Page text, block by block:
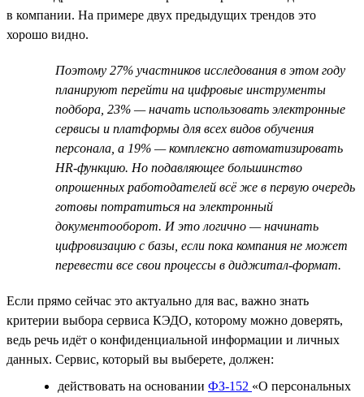
в компании. На примере двух предыдущих трендов это
хорошо видно.
Поэтому 27% участников исследования в этом году
планируют перейти на цифровые инструменты
подбора, 23% — начать использовать электронные
сервисы и платформы для всех видов обучения
персонала, а 19% — комплексно автоматизировать
HR-функцию. Но подавляющее большинство
опрошенных работодателей всё же в первую очередь
готовы потратиться на электронный
документооборот. И это логично — начинать
цифровизацию с базы, если пока компания не может
перевести все свои процессы в диджитал-формат.
Если прямо сейчас это актуально для вас, важно знать
критерии выбора сервиса КЭДО, которому можно доверять,
ведь речь идёт о конфиденциальной информации и личных
данных. Сервис, который вы выберете, должен:
действовать на основании ФЗ-152 «О персональных